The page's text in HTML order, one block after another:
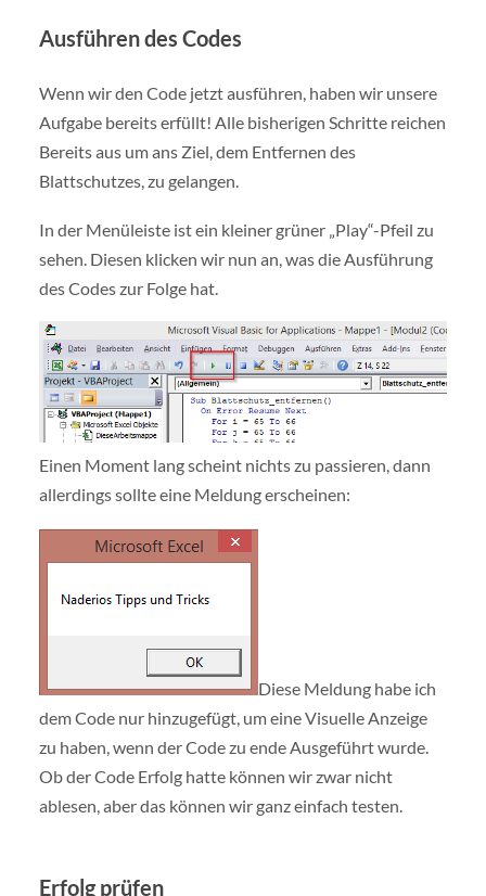
Ausführen des Codes
Wenn wir den Code jetzt ausführen, haben wir unsere
Aufgabe bereits erfüllt! Alle bisherigen Schritte reichen
Bereits aus um ans Ziel, dem Entfernen des
Blattschutzes, zu gelangen.
In der Menüleiste ist ein kleiner grüner „Play“-Pfeil zu
sehen. Diesen klicken wir nun an, was die Ausführung
des Codes zur Folge hat.
Einen Moment lang scheint nichts zu passieren, dann
allerdings sollte eine Meldung erscheinen:
Diese Meldung habe ich
dem Code nur hinzugefügt, um eine Visuelle Anzeige
zu haben, wenn der Code zu ende Ausgeführt wurde.
Ob der Code Erfolg hatte können wir zwar nicht
ablesen, aber das können wir ganz einfach testen.
Erfolg prüfen